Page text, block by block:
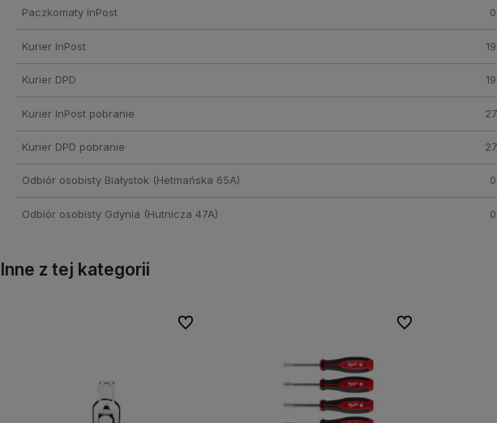
Paczkomaty InPost
Kurier InPost
Kurier DPD
Kurier InPost pobranie
Kurier DPD pobranie
Odbiór osobisty Białystok(Hetmańska 65A)
Odbiór osobisty Gdynia (Hutnicza 47A)
Inne z tej kategorii
Do ulubionych
Do ulubionych Do ulubionych
Do ulubionych